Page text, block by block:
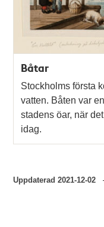
Båtar
Stockholms första
vatten. Båten var
stadens öar, när
idag.
Uppdaterad2021-12-02